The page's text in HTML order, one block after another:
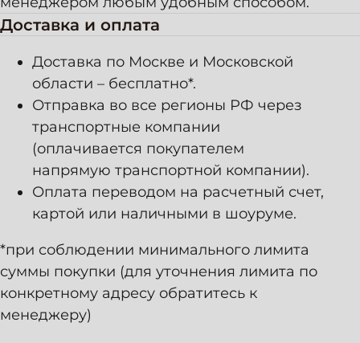
Доставка и оплата
Доставка по Москве и Московской
области – бесплатно*.
Отправка во все регионы РФ через
транспортные компании
(оплачивается покупателем
напрямую транспортной компании).
Оплата переводом на расчетный счет,
картой или наличными в шоуруме.
*при соблюдении минимального лимита
суммы покупки (для уточнения лимита по
конкретному адресу обратитесь к
менеджеру)
Покупателям
Оптовым клиентам
Акции
Оформление заказа
Оплата
Возврат
О нас
Сертификаты
Отзывы
Новости
Полезное
Правила ухода